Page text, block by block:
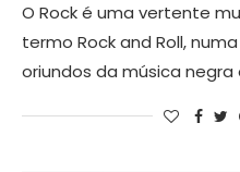
O Rock é uma vertente
termo Rock and Roll,
oriundos da música